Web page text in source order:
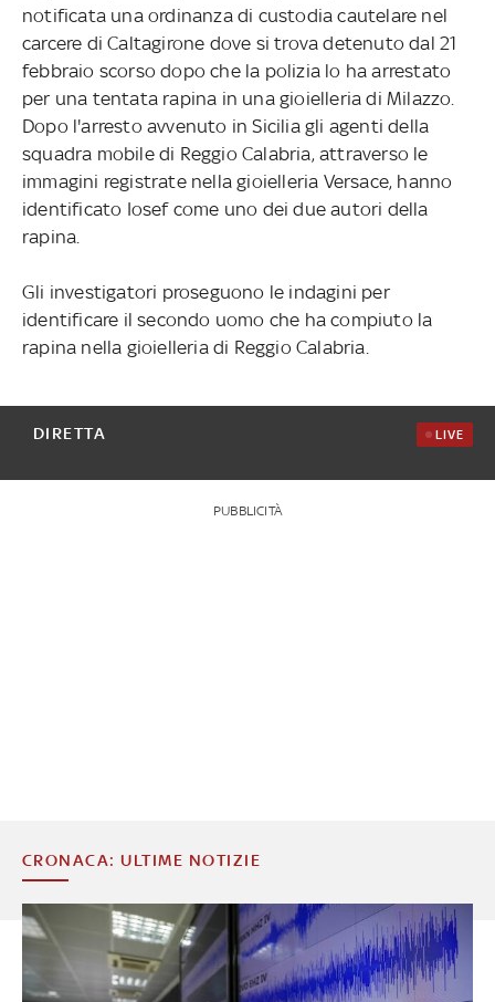
notificata una ordinanza di custodia cautelare nel
carcere di Caltagirone dove si trova detenuto dal 21
febbraio scorso dopo che la polizia lo ha arrestato
per una tentata rapina in una gioielleria di Milazzo.
Dopo l'arresto avvenuto in Sicilia gli agenti della
squadra mobile di Reggio Calabria, attraverso le
immagini registrate nella gioielleria Versace, hanno
identificato Iosef come uno dei due autori della
rapina.
Gli investigatori proseguono le indagini per
identificare il secondo uomo che ha compiuto la
rapina nella gioielleria di Reggio Calabria.
DIRETTA LIVE
PUBBLICITÀ
CRONACA: ULTIME NOTIZIE